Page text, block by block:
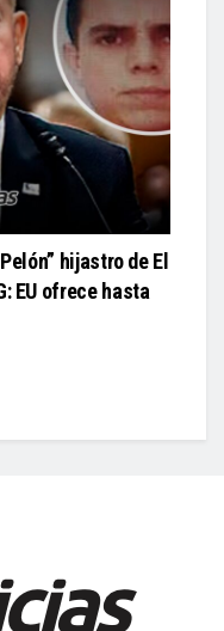
hijastro de El
EU ofrece hasta